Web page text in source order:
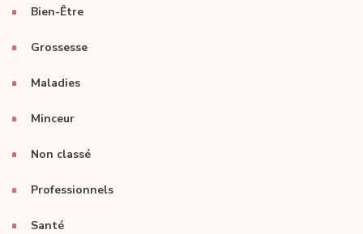
Bien-Être
Grossesse
Maladies
Minceur
Non classé
Professionnels
Santé